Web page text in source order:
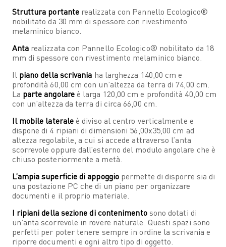
Struttura portante realizzata con Pannello Ecologico®
nobilitato da 30 mm di spessore con rivestimento
melaminico bianco.
Anta realizzata con Pannello Ecologico® nobilitato da 18
mm di spessore con rivestimento melaminico bianco.
Il piano della scrivania ha larghezza 140,00 cm e
profondità 60,00 cm con un’altezza da terra di 74,00 cm.
La parte angolareè larga 120,00 cm e profondità 40,00 cm
con un’altezza da terra di circa 66,00 cm.
Il mobile lateraleè diviso al centro verticalmente e
dispone di 4 ripiani di dimensioni 56,00x35,00 cm ad
altezza regolabile, a cui si accede attraverso l’anta
scorrevole oppure dall’esterno del modulo angolare che è
chiuso posteriormente a metà.
L’ampia superficie di appoggiopermette di disporre sia di
una postazione PC che di un piano per organizzare
documenti e il proprio materiale.
I ripiani della sezione di contenimentosono dotati di
un’anta scorrevole in rovere naturale. Questi spazi sono
perfetti per poter tenere sempre in ordine la scrivania e
riporre documenti e ogni altro tipo di oggetto.